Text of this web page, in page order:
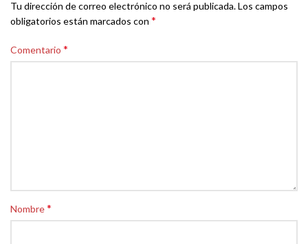
Tu dirección de correo electrónico no será publicada.Los campos
obligatorios están marcados con *
Comentario *
Nombre*